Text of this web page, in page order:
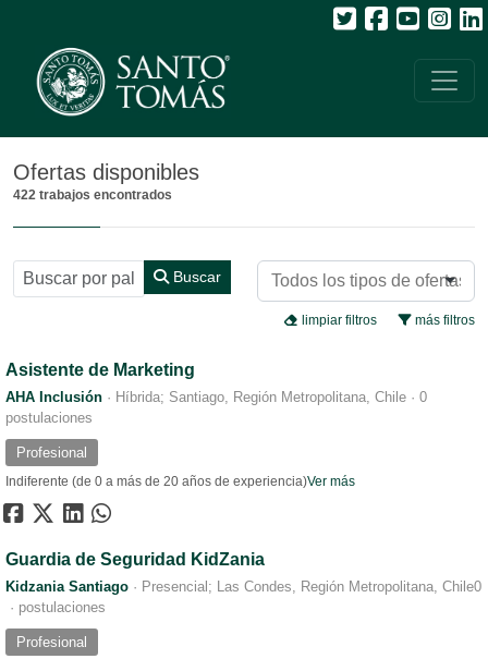
Ofertas disponibles
422 trabajos encontrados
Buscar
más filtros
limpiar filtros
Asistente de Marketing
AHA Inclusión · Híbrida; Santiago, Región Metropolitana, Chile · 0
postulaciones
Profesional
Indiferente (de 0 a más de 20 años de experiencia)Ver más
Guardia de Seguridad KidZania
Kidzania Santiago · Presencial; Las Condes, Región Metropolitana, Chile
·
0
postulaciones
Profesional